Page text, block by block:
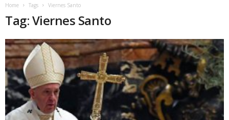
Home Tags Viernes Santo
Tag: Viernes Santo